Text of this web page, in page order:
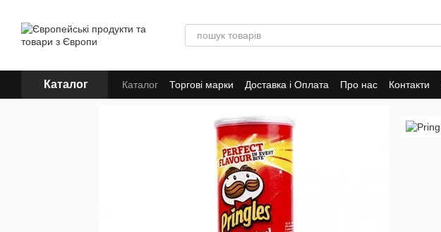
Каталог Каталог Торгові марки Доставка і Оплата Про нас Контакти